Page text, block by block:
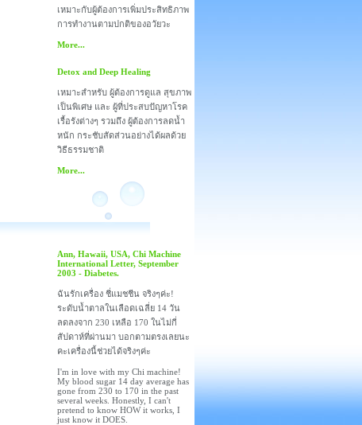
เหมาะกับผู้ต้องการเพิ่มประสิทธิภาพ
การทำงานตามปกติของอวัยวะ
More...
Detox and Deep Healing
เหมาะสำหรับ ผู้ต้องการดูแล สุขภาพ
เป็นพิเศษ และ ผู้ที่ประสบปัญหาโรค
เรื้อรังต่างๆ รวมถึง ผู้ต้องการลดน้ำ
หนัก กระชับสัดส่วนอย่างได้ผลด้วย
วิธีธรรมชาติ
More...
Ann, Hawaii, USA, Chi Machine
International Letter, September
2003 - Diabetes.
ฉันรักเครื่อง ชี่แมชชีน จริงๆค่ะ!
ระดับน้ำตาลในเลือดเฉลี่ย 14 วัน
ลดลงจาก 230 เหลือ 170 ในไม่กี่
สัปดาห์ที่ผ่านมา บอกตามตรงเลยนะ
คะเครื่องนี้ช่วยได้จริงๆค่ะ
I'm in love with my Chi machine!
My blood sugar 14 day average has
gone from 230 to 170 in the past
several weeks. Honestly, I can't
pretend to know HOW it works, I
just know it DOES.